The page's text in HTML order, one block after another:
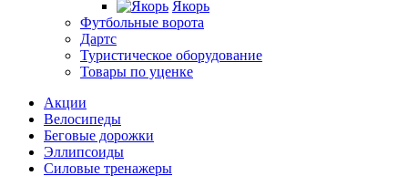
Якорь
Футбольные ворота
Дартс
Туристическое оборудование
Товары по уценке
Акции
Велосипеды
Беговые дорожки
Эллипсоиды
Силовые тренажеры